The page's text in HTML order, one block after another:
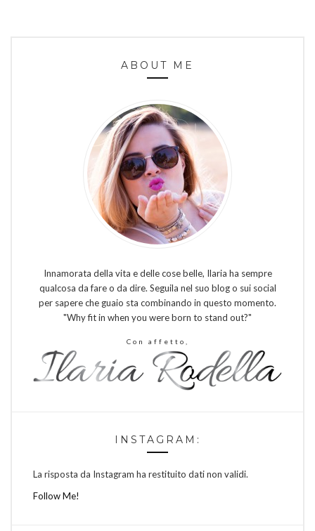
ABOUT ME
Innamorata della vita e delle cose belle, Ilaria ha sempre
qualcosa da fare o da dire. Seguila nel suo blog o sui social
per sapere che guaio sta combinando in questo momento.
"Why fit in when you were born to stand out?"
Con affetto,
INSTAGRAM:
La risposta da Instagram ha restituito dati non validi.
Follow Me!